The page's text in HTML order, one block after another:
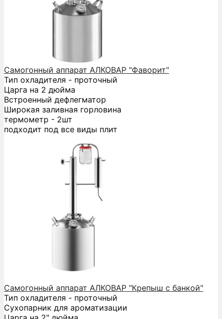
Самогонный аппарат АЛКОВАР "Фаворит"
Тип охладителя - проточный
Царга на 2 дюйма
Встроенный дефлегматор
Широкая заливная горловина
термометр - 2шт
подходит под все виды плит
Самогонный аппарат АЛКОВАР "Крепыш с банкой"
Тип охладителя - проточный
Сухопарник для ароматизации